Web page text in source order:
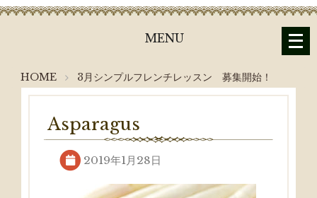
MENU
メ
ニ
ー
HOME 3月シンプルフレンチレッスン 募集開始！
Asparagus
2019年1月28日